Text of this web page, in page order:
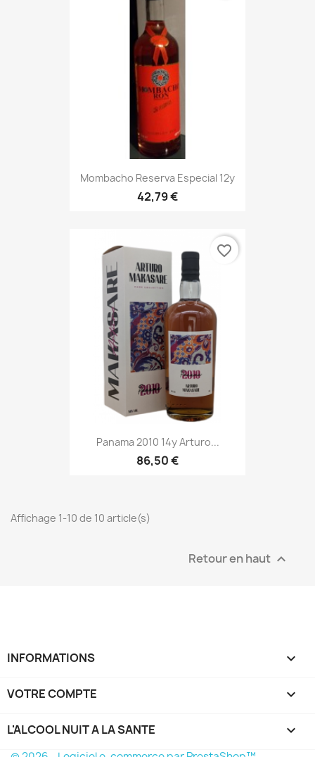
Mombacho Reserva Especial 12y
42,79 €
Panama 2010 14y Arturo...
86,50 €
favorite_border
Affichage 1-10 de 10 article(s)
Retour en haut 
INFORMATIONS 
VOTRE COMPTE 
L'ALCOOL NUIT A LA SANTE 